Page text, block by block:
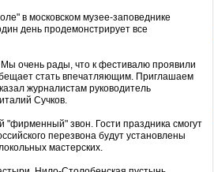
в московском музее-заповеднике
день продемонстрирует все
очень рады, что к фестивалю проявили
стать впечатляющим. Приглашаем
журналистам руководитель
Сучков.
звон. Гости праздника смогут
перезвона будут установлены
мастерских.